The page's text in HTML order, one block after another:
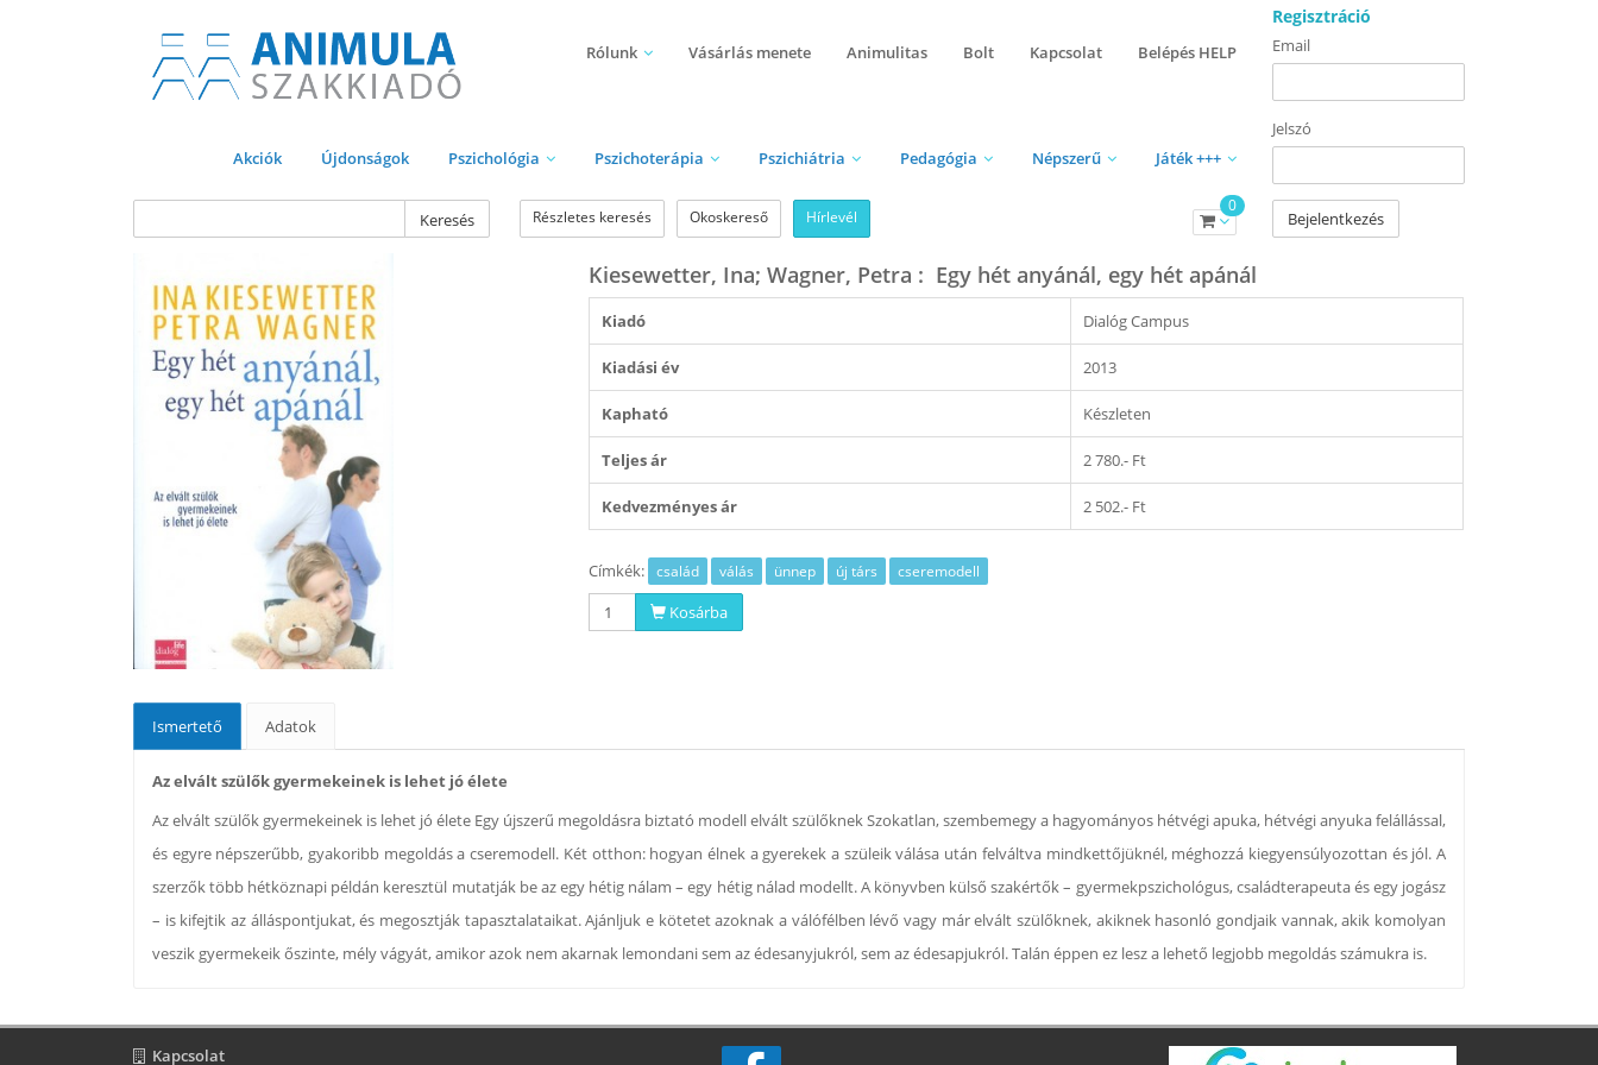
Rólunk Vásárlás menete Animulitas Bolt Kapcsolat Belépés HELP
Akciók Újdonságok Pszichológia Pszichoterápia Pszichiátria Pedagógia Népszerű Játék +++
Keresés Részletes keresés Okoskereső Hírlevél
0
Regisztráció
Email
Jelszó
Bejelentkezés
Kiesewetter, Ina; Wagner, Petra : Egy hét anyánál, egy hét apánál
Kiadó Dialóg Campus
Kiadási év 2013
Kapható Készleten
Teljes ár 2 780.- Ft
Kedvezményes ár 2 502.- Ft
Címkék: család válás ünnep új társ cseremodell
Kosárba
Ismertető Adatok
Az elvált szülők gyermekeinek is lehet jó élete
Az elvált szülők gyermekeinek is lehet jó élete Egy újszerű megoldásra biztató modell elvált szülőknek Szokatlan, szembemegy a hagyományos hétvégi apuka, hétvégi anyuka felállással,
és egyre népszerűbb, gyakoribb megoldás a cseremodell. Két otthon: hogyan élnek a gyerekek a szüleik válása után felváltva mindkettőjüknél, méghozzá kiegyensúlyozottan és jól. A
szerzők több hétköznapi példán keresztül mutatják be az egy hétig nálam – egy hétig nálad modellt. A könyvben külső szakértők – gyermekpszichológus, családterapeuta és egy jogász
– is kifejtik az álláspontjukat, és megosztják tapasztalataikat. Ajánljuk e kötetet azoknak a válófélben lévő vagy már elvált szülőknek, akiknek hasonló gondjaik vannak, akik komolyan
veszik gyermekeik őszinte, mély vágyát, amikor azok nem akarnak lemondani sem az édesanyjukról, sem az édesapjukról. Talán éppen ez lesz a lehető legjobb megoldás számukra is.
Kapcsolat